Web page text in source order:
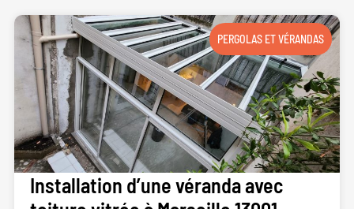
PERGOLAS ET VÉRANDAS
Installation d’une véranda avec